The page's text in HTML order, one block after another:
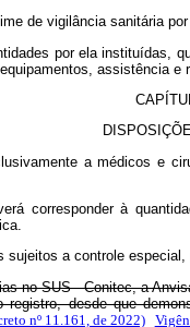
de vigilância sanitária
por ela instituídas,
assistência e
a médicos e
corresponder à
sujeitos a controle
no SUS - Conitec, a
desde que
nº 11.161, de 2022)